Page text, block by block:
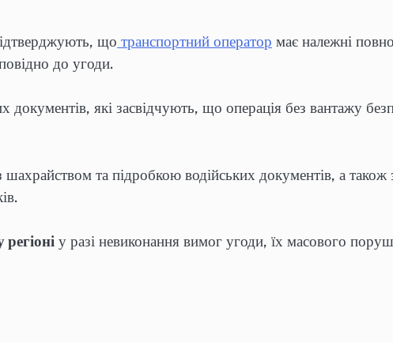
що транспортний оператор має належні
до угоди.
документів, які засвідчують, що операція без вантажу
шахрайством та підробкою водійських документів, а
у разі невиконання вимог угоди, їх масового